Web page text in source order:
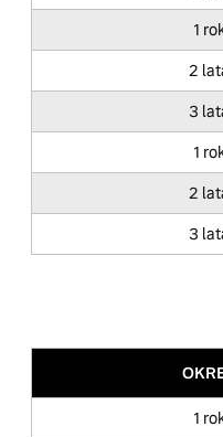
1
2
3
1
2
3
1